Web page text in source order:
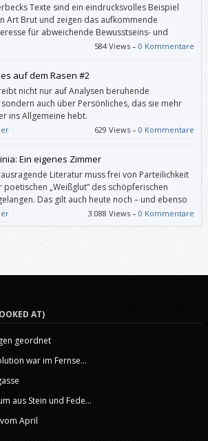
Texte sind ein eindrucksvolles Beispiel
Art Brut und zeigen das aufkommende
für abweichende Bewusstseins- und
in der Anti-Psychiatriebewegung
584 Views –0 Kommentare
auf dem Rasen #2
nicht nur auf Analysen beruhende
sondern auch über Persönliches, das sie mehr
ins Allgemeine hebt.
629 Views –0 Kommentare
Ein eigenes Zimmer
Literatur muss frei von Parteilichkeit
poetischen „Weißglut” des schöpferischen
Das gilt auch heute noch – und ebenso
3.088 Views –0 Kommentare
AT)
geordnet
war im Fernse...
aus Stein und Fede...
April